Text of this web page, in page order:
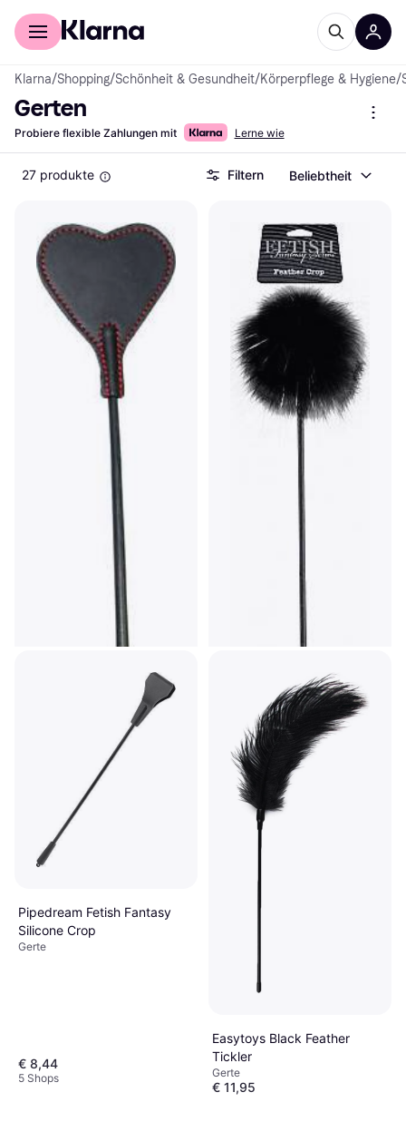
Für Shopper
Klarna/Shopping/Schönheit & Gesundheit/Körperpflege & Hygiene/
Gerten
Probiere flexible Zahlungen mit Lerne wie
27 produkte Filtern Beliebtheit
You2Toys Bad Kitty Heart
€ 7,37
5 Shops
Pipedream Fetish Fantasy
Pipedream Fetish Fantasy
Silicone Crop
Gerte
€ 8,44
5 Shops
Easytoys Black Feather
Tickler
Gerte
€ 11,95